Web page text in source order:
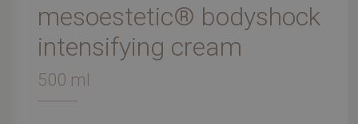
mesoestetic® bodyshock
intensifying cream
500 ml